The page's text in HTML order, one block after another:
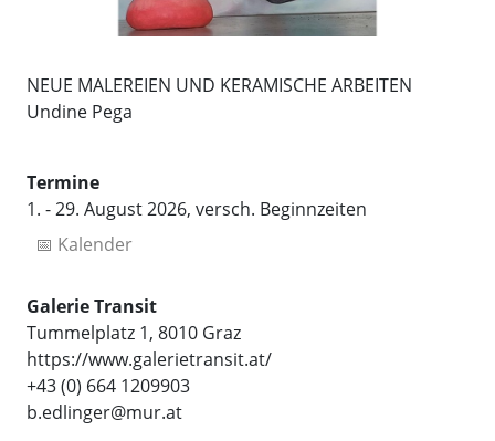
NEUE MALEREIEN UND KERAMISCHE ARBEITEN
Undine Pega
Termine
1. - 29. August 2026, versch. Beginnzeiten
📅 Kalender
Galerie Transit
Tummelplatz 1, 8010 Graz
https://www.galerietransit.at/
+43 (0) 664 1209903
b.edlinger@mur.at